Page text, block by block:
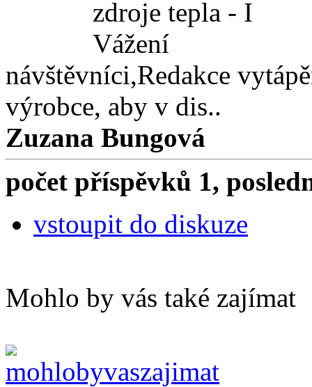
zdroje tepla - I
Vážení
návštěvníci,Redakce
výrobce, aby v dis..
Zuzana Bungová
počet příspěvků 1,
vstoupit do diskuze
Mohlo by vás také zajímat